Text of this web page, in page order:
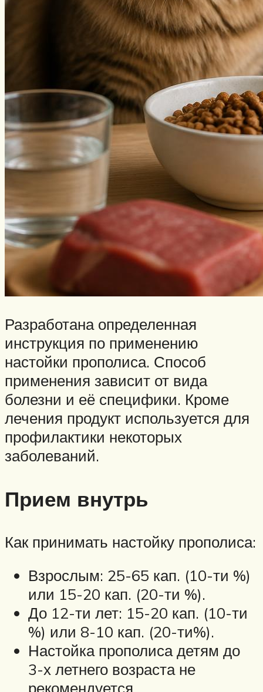
Разработана определенная
инструкция по применению
настойки прополиса. Способ
применения зависит от вида
болезни и её специфики. Кроме
лечения продукт используется для
профилактики некоторых
заболеваний.
Прием внутрь
Как принимать настойку прополиса:
Взрослым: 25-65 кап. (10-ти %)
или 15-20 кап. (20-ти %).
До 12-ти лет: 15-20 кап. (10-ти
%) или 8-10 кап. (20-ти%).
Настойка прополиса детям до
3-х летнего возраста не
рекомендуется.